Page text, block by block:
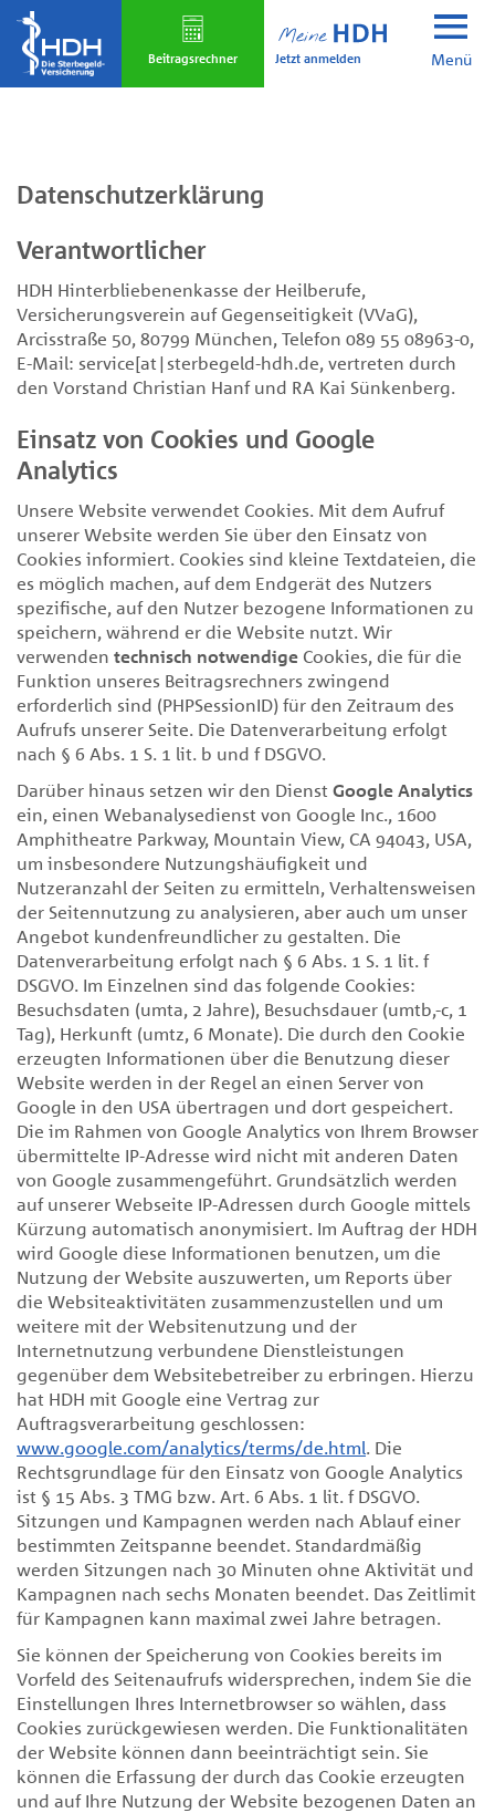
Skip
main
content
Beitrags­rechner Jetzt anmelden Menü
Datenschutzerklärung
Verantwortlicher
HDH Hinterbliebenenkasse der Heilberufe,
Versicherungsverein auf Gegenseitigkeit (VVaG),
Arcisstraße 50, 80799 München, Telefon 089 55 08963-0,
E-Mail: service[at|sterbegeld-hdh.de, vertreten durch
den Vorstand Christian Hanf und RA Kai Sünkenberg.
Einsatz von Cookies und Google
Analytics
Unsere Website verwendet Cookies. Mit dem Aufruf
unserer Website werden Sie über den Einsatz von
Cookies informiert. Cookies sind kleine Textdateien, die
es möglich machen, auf dem Endgerät des Nutzers
spezifische, auf den Nutzer bezogene Informationen zu
speichern, während er die Website nutzt. Wir
verwenden technisch notwendige Cookies, die für die
Funktion unseres Beitragsrechners zwingend
erforderlich sind (PHPSessionID) für den Zeitraum des
Aufrufs unserer Seite. Die Datenverarbeitung erfolgt
nach § 6 Abs. 1 S. 1 lit. b und f DSGVO.
Darüber hinaus setzen wir den Dienst Google Analytics
ein, einen Webanalysedienst von Google Inc., 1600
Amphitheatre Parkway, Mountain View, CA 94043, USA,
um insbesondere Nutzungshäufigkeit und
Nutzeranzahl der Seiten zu ermitteln, Verhaltensweisen
der Seitennutzung zu analysieren, aber auch um unser
Angebot kundenfreundlicher zu gestalten. Die
Datenverarbeitung erfolgt nach § 6 Abs. 1 S. 1 lit. f
DSGVO. Im Einzelnen sind das folgende Cookies:
Besuchsdaten (umta, 2 Jahre), Besuchsdauer (umtb,-c, 1
Tag), Herkunft (umtz, 6 Monate). Die durch den Cookie
erzeugten Informationen über die Benutzung dieser
Website werden in der Regel an einen Server von
Google in den USA übertragen und dort gespeichert.
Die im Rahmen von Google Analytics von Ihrem Browser
übermittelte IP-Adresse wird nicht mit anderen Daten
von Google zusammengeführt. Grundsätzlich werden
auf unserer Webseite IP-Adressen durch Google mittels
Kürzung automatisch anonymisiert. Im Auftrag der HDH
wird Google diese Informationen benutzen, um die
Nutzung der Website auszuwerten, um Reports über
die Websiteaktivitäten zusammenzustellen und um
weitere mit der Websitenutzung und der
Internetnutzung verbundene Dienstleistungen
gegenüber dem Websitebetreiber zu erbringen. Hierzu
hat HDH mit Google eine Vertrag zur
Auftragsverarbeitung geschlossen:
www.google.com/analytics/terms/de.html. Die
Rechtsgrundlage für den Einsatz von Google Analytics
ist § 15 Abs. 3 TMG bzw. Art. 6 Abs. 1 lit. f DSGVO.
Sitzungen und Kampagnen werden nach Ablauf einer
bestimmten Zeitspanne beendet. Standardmäßig
werden Sitzungen nach 30 Minuten ohne Aktivität und
Kampagnen nach sechs Monaten beendet. Das Zeitlimit
für Kampagnen kann maximal zwei Jahre betragen.
Sie können der Speicherung von Cookies bereits im
Vorfeld des Seitenaufrufs widersprechen, indem Sie die
Einstellungen Ihres Internetbrowser so wählen, dass
Cookies zurückgewiesen werden. Die Funktionalitäten
der Website können dann beeinträchtigt sein. Sie
können die Erfassung der durch das Cookie erzeugten
und auf Ihre Nutzung der Website bezogenen Daten an